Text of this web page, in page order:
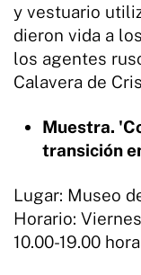
y vestuario
dieron vida a
los agentes
Calavera de
Muestra.
transición
Lugar: Museo
Horario:
10.00-19.00